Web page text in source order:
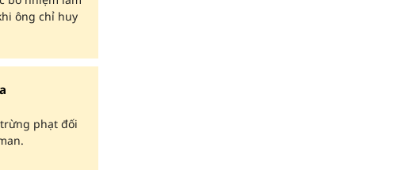
ông chỉ huy
phạt đối